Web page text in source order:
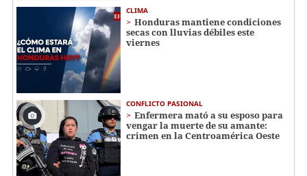
CLIMA
Honduras mantiene condiciones
secas con lluvias débiles este
viernes
CONFLICTO PASIONAL
Enfermera mató a su esposo para
vengar la muerte de su amante:
crimen en la Centroamérica Oeste